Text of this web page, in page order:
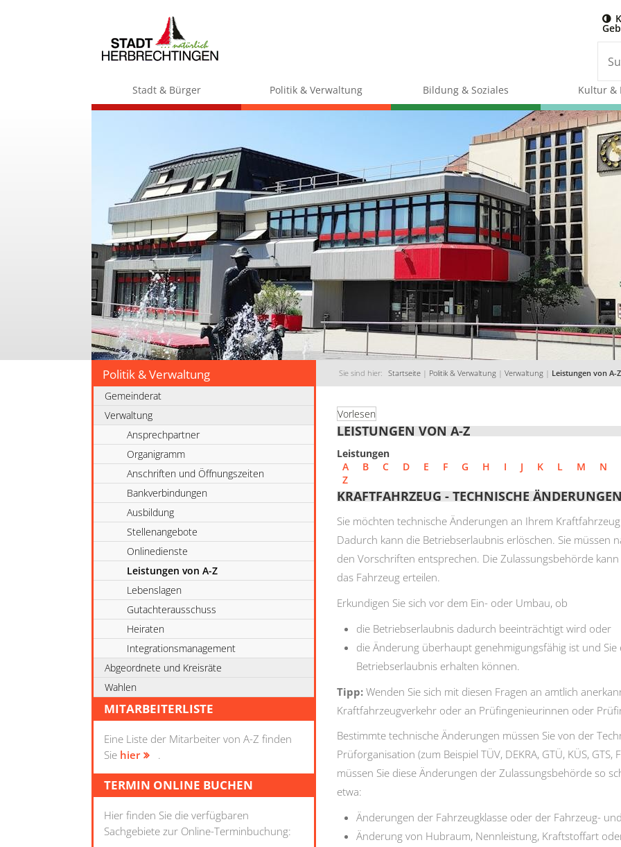
Stadt & Bürger Politik & Verwaltung Bildung & Soziales Kultur &
Politik & Verwaltung Sie sind hier: Startseite | Politik & Verwaltung | Verwaltung | Leistungen von A-Z
Gemeinderat
Verwaltung
Ansprechpartner
Organigramm
Anschriften und Öffnungszeiten
Bankverbindungen
Ausbildung
Stellenangebote
Onlinedienste
Leistungen von A-Z
Lebenslagen
Gutachterausschuss
Heiraten
Integrationsmanagement
Abgeordnete und Kreisräte
Wahlen
MITARBEITERLISTE
Eine Liste der Mitarbeiter von A-Z finden
Sie hier .
TERMIN ONLINE BUCHEN
Hier finden Sie die verfügbaren
Sachgebiete zur Online-Terminbuchung:
Vorlesen
LEISTUNGEN VON A-Z
Leistungen
A
B C D E F G H I J K L M N
Z
KRAFTFAHRZEUG - TECHNISCHE ÄNDERUNGEN
Sie möchten technische Änderungen an Ihrem
Dadurch kann die Betriebserlaubnis erlöschen. Sie müssen
den Vorschriften entsprechen. Die Zulassungsbehörde
das Fahrzeug erteilen.
Erkundigen Sie sich vor dem Ein- oder Umbau, ob
die Betriebserlaubnis dadurch beeinträchtigt wird oder
die Änderung überhaupt genehmigungsfähig ist und Sie
Betriebserlaubnis erhalten können.
Tipp: Wenden Sie sich mit diesen Fragen an amtlich
Kraftfahrzeugverkehr oder an Prüfingenieurinnen oder
Bestimmte technische Änderungen müssen Sie von der
Prüforganisation (zum Beispiel TÜV, DEKRA, GTÜ, KÜS, GTS,
müssen Sie diese Änderungen der Zulassungsbehörde so
etwa:
Änderungen der Fahrzeugklasse oder der Fahrzeug- und
Änderung von Hubraum, Nennleistung, Kraftstoffart oder